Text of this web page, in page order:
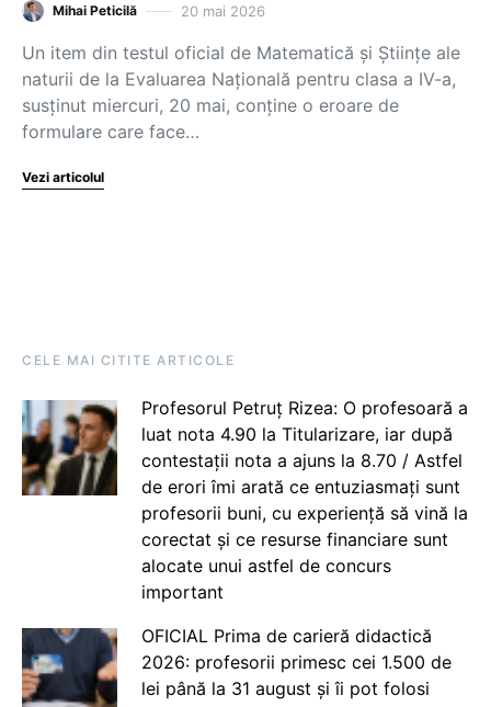
Mihai Peticilă 20 mai 2026
Un item din testul oficial de Matematică și Științe ale
naturii de la Evaluarea Națională pentru clasa a IV-a,
susținut miercuri, 20 mai, conține o eroare de
formulare care face…
Vezi articolul
CELE MAI CITITE ARTICOLE
Profesorul Petruț Rizea: O profesoară a
luat nota 4.90 la Titularizare, iar după
contestații nota a ajuns la 8.70 / Astfel
de erori îmi arată ce entuziasmați sunt
profesorii buni, cu experiență să vină la
corectat și ce resurse financiare sunt
alocate unui astfel de concurs
important
OFICIAL Prima de carieră didactică
2026: profesorii primesc cei 1.500 de
lei până la 31 august și îi pot folosi